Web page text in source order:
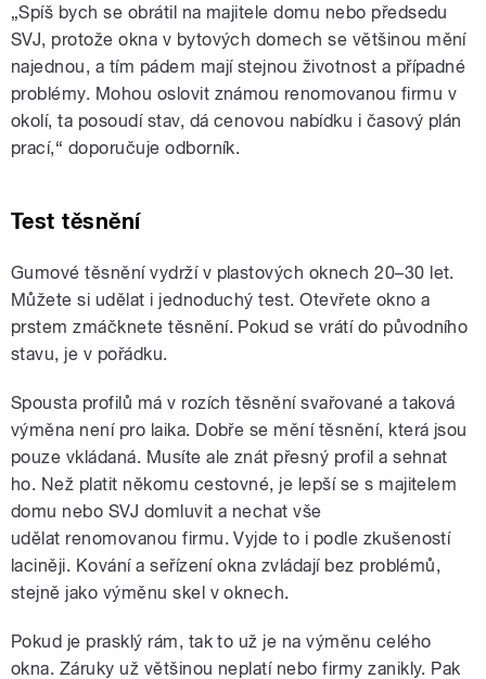
„Spíš bych se obrátil na majitele domu nebo předsedu
SVJ, protože okna v bytových domech se většinou mění
najednou, a tím pádem mají stejnou životnost a případné
problémy. Mohou oslovit známou renomovanou firmu v
okolí, ta posoudí stav, dá cenovou nabídku i časový plán
prací,“ doporučuje odborník.
Test těsnění
Gumové těsnění vydrží v plastových oknech 20–30 let.
Můžete si udělat i jednoduchý test. Otevřete okno a
prstem zmáčknete těsnění. Pokud se vrátí do původního
stavu, je v pořádku.
Spousta profilů má v rozích těsnění svařované a taková
výměna není pro laika. Dobře se mění těsnění, která jsou
pouze vkládaná. Musíte ale znát přesný profil a sehnat
ho. Než platit někomu cestovné, je lepší se s majitelem
domu nebo SVJ domluvit a nechat vše
udělat renomovanou firmu. Vyjde to i podle zkušeností
laciněji. Kování a seřízení okna zvládají bez problémů,
stejně jako výměnu skel v oknech.
Pokud je prasklý rám, tak to už je na výměnu celého
okna. Záruky už většinou neplatí nebo firmy zanikly. Pak